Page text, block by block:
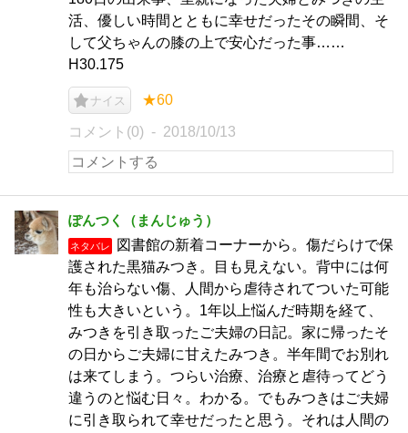
活、優しい時間とともに幸せだったその瞬間、そ
して父ちゃんの膝の上で安心だった事……
H30.175
ナイス ★60
コメント(0) 2018/10/13
ぽんつく（まんじゅう）
ネタバレ
図書館の新着コーナーから。傷だらけで保
護された黒猫みつき。目も見えない。背中には何
年も治らない傷、人間から虐待されてついた可能
性も大きいという。1年以上悩んだ時期を経て、
みつきを引き取ったご夫婦の日記。家に帰ったそ
の日からご夫婦に甘えたみつき。半年間でお別れ
は来てしまう。つらい治療、治療と虐待ってどう
違うのと悩む日々。わかる。でもみつきはご夫婦
に引き取られて幸せだったと思う。それは人間の